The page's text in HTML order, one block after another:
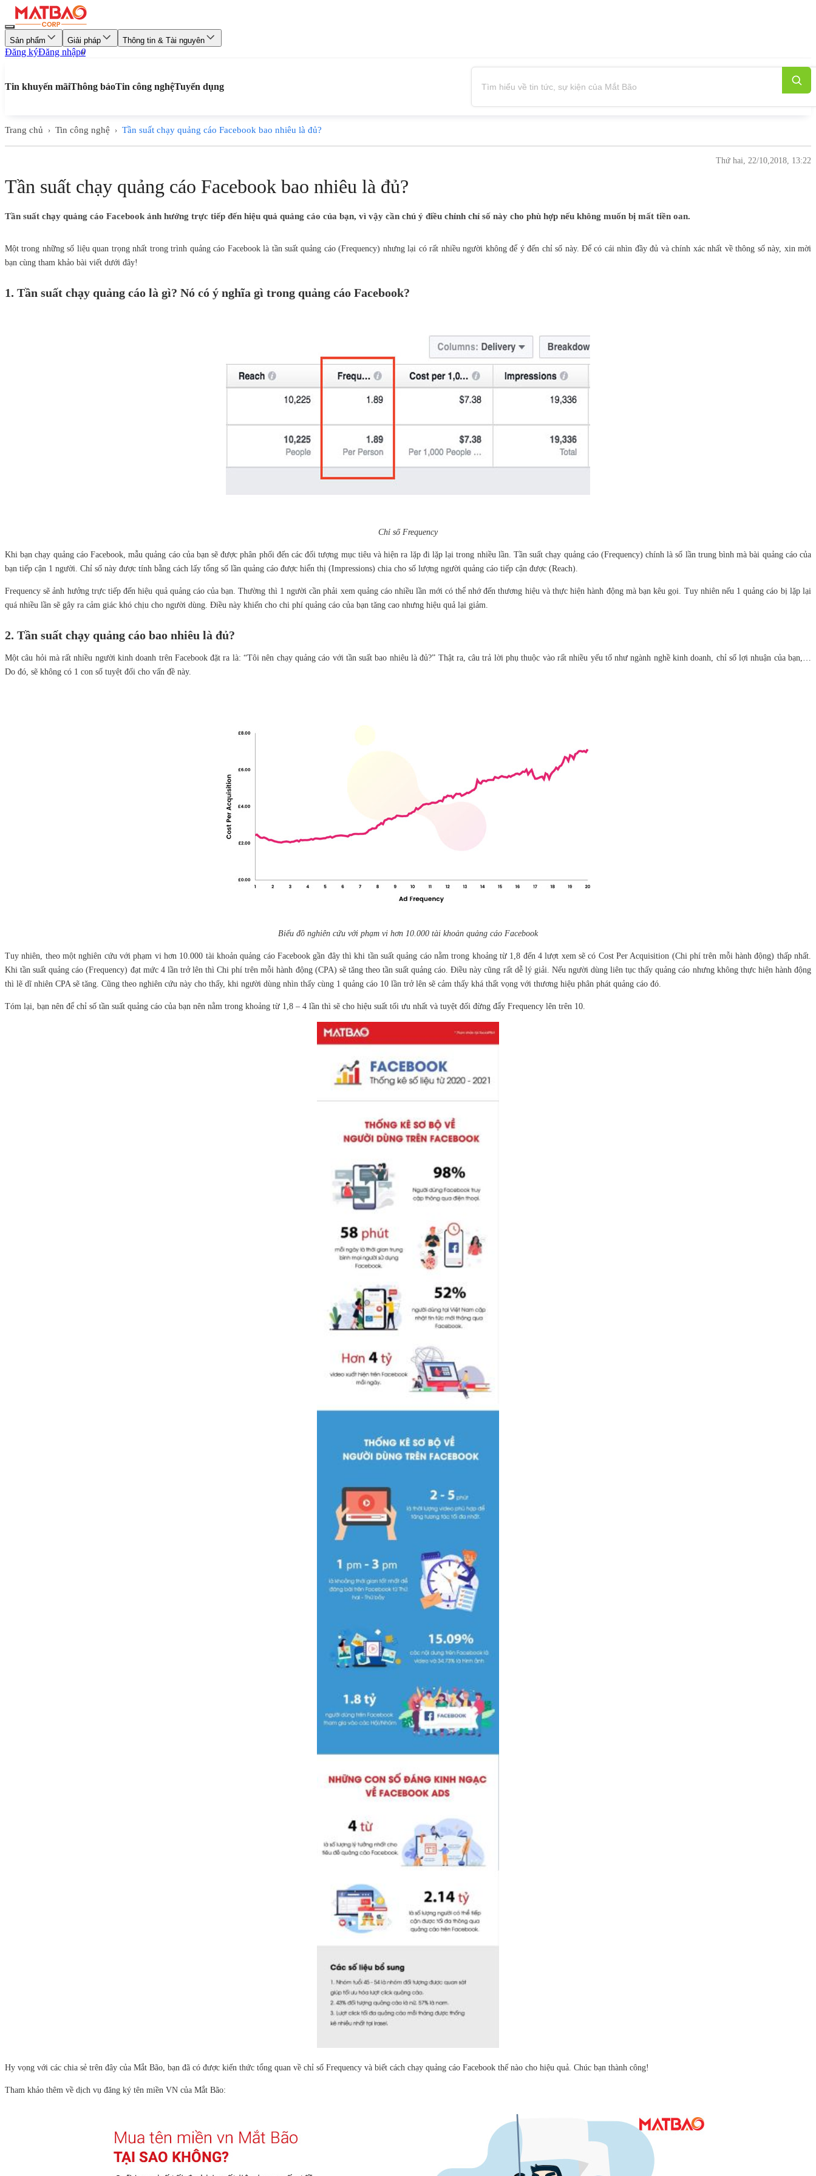
Sản phẩm Giải pháp Thông tin & Tài nguyên
Đăng kýĐăng nhập0
Tin khuyến mãiThông báoTin công nghệTuyển dụng
Trang chủ › Tin công nghệ › Tần suất chạy quảng cáo Facebook bao nhiêu là đủ?
Thứ hai, 22/10,2018, 13:22
Tần suất chạy quảng cáo Facebook bao nhiêu là đủ?
Tần suất chạy quảng cáo Facebook ảnh hưởng trực tiếp đến hiệu quả quảng cáo của bạn, vì vậy cần chú ý điều chỉnh chỉ số này cho phù hợp nếu không muốn bị mất tiền oan.
Một trong những số liệu quan trọng nhất trong trình quảng cáo Facebook là tần suất quảng cáo (Frequency) nhưng lại có rất nhiều người không để ý đến chỉ số này. Để có cái nhìn đầy đủ và chính xác nhất về thông số này, xin mời
bạn cùng tham khảo bài viết dưới đây!
1. Tần suất chạy quảng cáo là gì? Nó có ý nghĩa gì trong quảng cáo Facebook?
Chỉ số Frequency
Khi bạn chạy quảng cáo Facebook, mẫu quảng cáo của bạn sẽ được phân phối đến các đối tượng mục tiêu và hiện ra lặp đi lặp lại trong nhiều lần. Tần suất chạy quảng cáo (Frequency) chính là số lần trung bình mà bài quảng cáo của
bạn tiếp cận 1 người. Chỉ số này được tính bằng cách lấy tổng số lần quảng cáo được hiển thị (Impressions) chia cho số lượng người quảng cáo tiếp cận được (Reach).
Frequency sẽ ảnh hưởng trực tiếp đến hiệu quả quảng cáo của bạn. Thường thì 1 người cần phải xem quảng cáo nhiều lần mới có thể nhớ đến thương hiệu và thực hiện hành động mà bạn kêu gọi. Tuy nhiên nếu 1 quảng cáo bị lặp lại
quá nhiều lần sẽ gây ra cảm giác khó chịu cho người dùng. Điều này khiến cho chi phí quảng cáo của bạn tăng cao nhưng hiệu quả lại giảm.
2. Tần suất chạy quảng cáo bao nhiêu là đủ?
Một câu hỏi mà rất nhiều người kinh doanh trên Facebook đặt ra là: “Tôi nên chạy quảng cáo với tần suất bao nhiêu là đủ?” Thật ra, câu trả lời phụ thuộc vào rất nhiều yếu tố như ngành nghề kinh doanh, chỉ số lợi nhuận của bạn,…
Do đó, sẽ không có 1 con số tuyệt đối cho vấn đề này.
Biểu đồ nghiên cứu với phạm vi hơn 10.000 tài khoản quảng cáo Facebook
Tuy nhiên, theo một nghiên cứu với phạm vi hơn 10.000 tài khoản quảng cáo Facebook gần đây thì khi tần suất quảng cáo nằm trong khoảng từ 1,8 đến 4 lượt xem sẽ có Cost Per Acquisition (Chi phí trên mỗi hành động) thấp nhất.
Khi tần suất quảng cáo (Frequency) đạt mức 4 lần trở lên thì Chi phí trên mỗi hành động (CPA) sẽ tăng theo tần suất quảng cáo. Điều này cũng rất dễ lý giải. Nếu người dùng liên tục thấy quảng cáo nhưng không thực hiện hành động
thì lẽ dĩ nhiên CPA sẽ tăng. Cũng theo nghiên cứu này cho thấy, khi người dùng nhìn thấy cùng 1 quảng cáo 10 lần trở lên sẽ cảm thấy khá thất vọng với thương hiệu phân phát quảng cáo đó.
Tóm lại, bạn nên để chỉ số tần suất quảng cáo của bạn nên nằm trong khoảng từ 1,8 – 4 lần thì sẽ cho hiệu suất tối ưu nhất và tuyệt đối đừng đẩy Frequency lên trên 10.
Hy vọng với các chia sẻ trên đây của Mắt Bão, bạn đã có được kiến thức tổng quan về chỉ số Frequency và biết cách chạy quảng cáo Facebook thế nào cho hiệu quả. Chúc bạn thành công!
Tham khảo thêm về dịch vụ đăng ký tên miền VN của Mắt Bão: